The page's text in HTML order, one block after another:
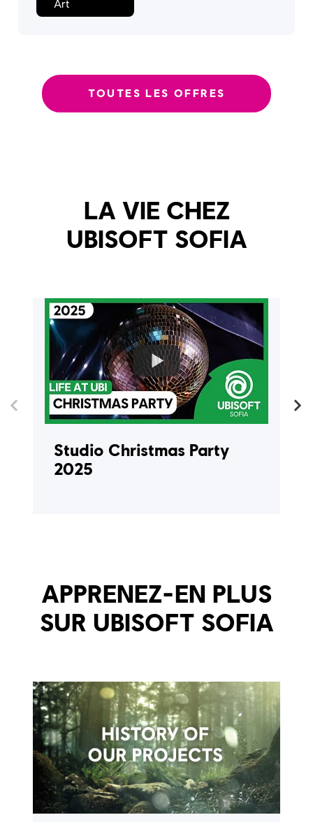
Art
TOUTES LES OFFRES
LA VIE CHEZ
UBISOFT SOFIA
Studio Christmas Party
2025
APPRENEZ-EN PLUS
SUR UBISOFT SOFIA